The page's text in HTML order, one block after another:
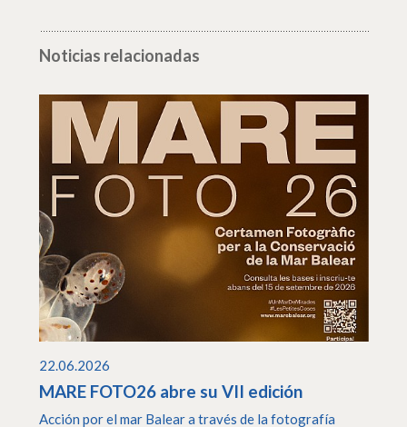
Noticias relacionadas
22.06.2026
MARE FOTO26 abre su VII edición
Acción por el mar Balear a través de la fotografía